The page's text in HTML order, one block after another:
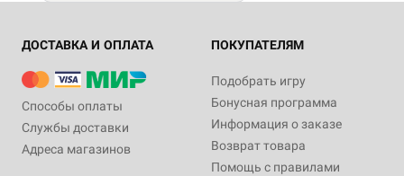
ДОСТАВКА И ОПЛАТА
Способы оплаты
Службы доставки
Адреса магазинов
ПОКУПАТЕЛЯМ
Подобрать игру
Бонусная программа
Информация о заказе
Возврат товара
Помощь с правилами